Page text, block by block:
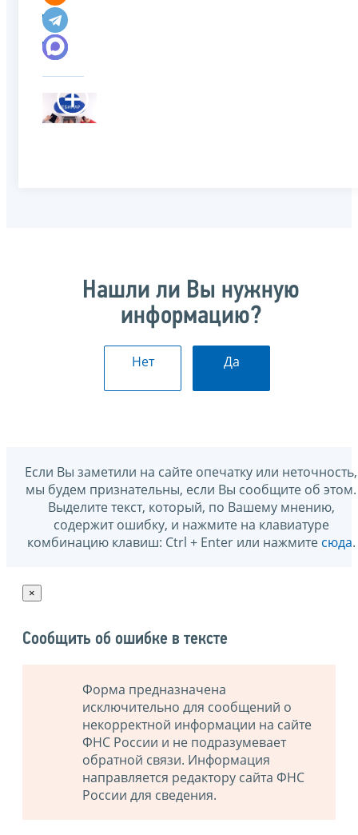
Нашли ли Вы нужную
информацию?
Нет Да
Если Вы заметили на сайте опечатку или неточность,
мы будем признательны, если Вы сообщите об этом.
Выделите текст, который, по Вашему мнению,
содержит ошибку, и нажмите на клавиатуре
комбинацию клавиш: Ctrl + Enter или нажмите сюда.
×
Сообщить об ошибке в тексте
Форма предназначена
исключительно для сообщений о
некорректной информации на сайте
ФНС России и не подразумевает
обратной связи. Информация
направляется редактору сайта ФНС
России для сведения.